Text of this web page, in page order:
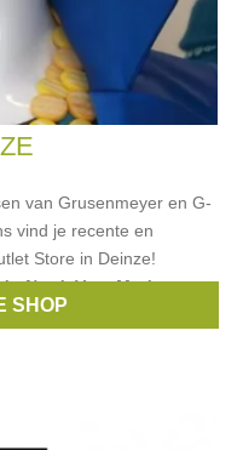
van Grusenmeyer en G-
vind je recente en
Store in Deinze!
Nord,Vero Moda,
SHOP